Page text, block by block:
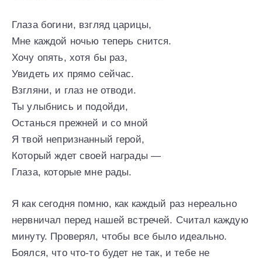
Глаза богини, взгляд царицы,
Мне каждой ночью теперь снится.
Хочу опять, хотя бы раз,
Увидеть их прямо сейчас.
Взгляни, и глаз не отводи.
Ты улыбнись и подойди,
Останься прежней и со мной
Я твой непризнанный герой,
Который ждет своей награды —
Глаза, которые мне рады.
Я как сегодня помню, как каждый раз нереально
нервничал перед нашей встречей. Считал каждую
минуту. Проверял, чтобы все было идеально.
Боялся, что что-то будет не так, и тебе не